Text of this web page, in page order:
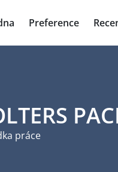
Preference
práce